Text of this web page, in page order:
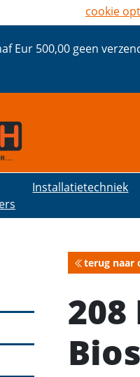
Eur 500,00 geen
Installatietechniek
terug naar
cookie